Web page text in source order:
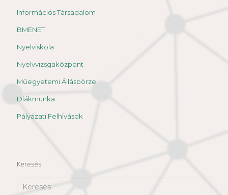
Információs Társadalom
BMENET
Nyelviskola
Nyelvvizsgaközpont
Műegyetemi Állásbörze
Diákmunka
Pályázati Felhívások
Keresés